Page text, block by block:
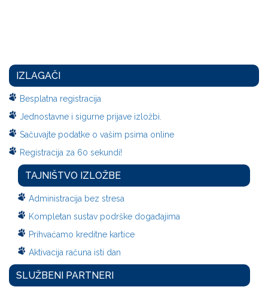
IZLAGAČI
Besplatna registracija
Jednostavne i sigurne prijave izložbi.
Sačuvajte podatke o vašim psima online
Registracija za 60 sekundi!
TAJNIŠTVO IZLOŽBE
Administracija bez stresa
Kompletan sustav podrške događajima
Prihvaćamo kreditne kartice
Aktivacija računa isti dan
SLUŽBENI PARTNERI